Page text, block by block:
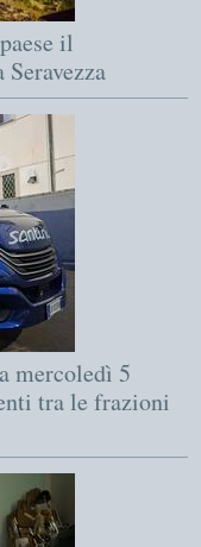
il
mercoledì 5
tra le frazioni